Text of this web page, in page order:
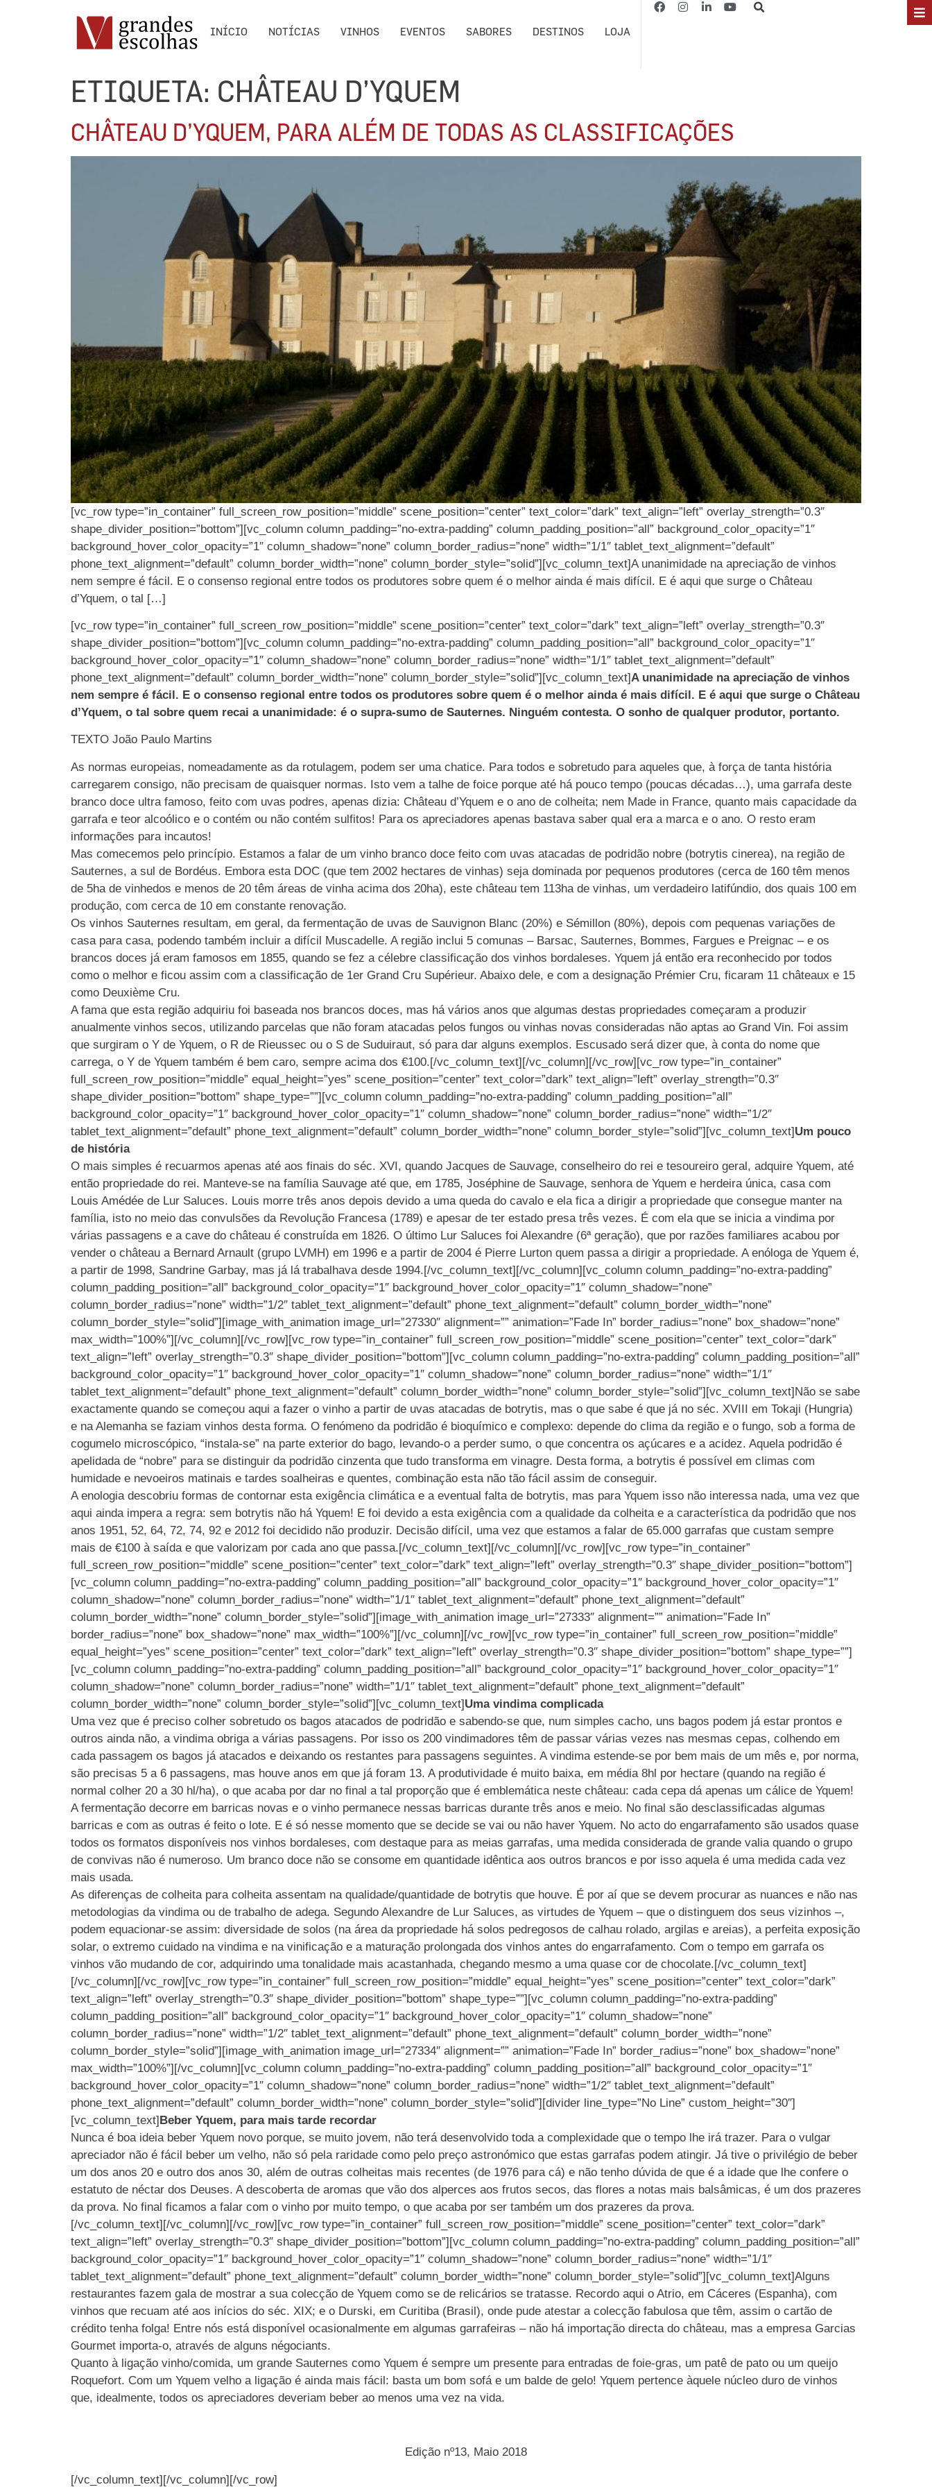
INÍCIO NOTÍCIAS VINHOS EVENTOS SABORES DESTINOS LOJA
ETIQUETA: CHÂTEAU D’YQUEM
CHÂTEAU D’YQUEM, PARA ALÉM DE TODAS AS CLASSIFICAÇÕES
[vc_row type=”in_container” full_screen_row_position=”middle” scene_position=”center” text_color=”dark” text_align=”left” overlay_strength=”0.3″
shape_divider_position=”bottom”][vc_column column_padding=”no-extra-padding” column_padding_position=”all” background_color_opacity=”1″
background_hover_color_opacity=”1″ column_shadow=”none” column_border_radius=”none” width=”1/1″ tablet_text_alignment=”default”
phone_text_alignment=”default” column_border_width=”none” column_border_style=”solid”][vc_column_text]A unanimidade na apreciação de vinhos
nem sempre é fácil. E o consenso regional entre todos os produtores sobre quem é o melhor ainda é mais difícil. E é aqui que surge o Château
d’Yquem, o tal […]
[vc_row type=”in_container” full_screen_row_position=”middle” scene_position=”center” text_color=”dark” text_align=”left” overlay_strength=”0.3″
shape_divider_position=”bottom”][vc_column column_padding=”no-extra-padding” column_padding_position=”all” background_color_opacity=”1″
background_hover_color_opacity=”1″ column_shadow=”none” column_border_radius=”none” width=”1/1″ tablet_text_alignment=”default”
phone_text_alignment=”default” column_border_width=”none” column_border_style=”solid”][vc_column_text]A unanimidade na apreciação de vinhos
nem sempre é fácil. E o consenso regional entre todos os produtores sobre quem é o melhor ainda é mais difícil. E é aqui que surge o Château
d’Yquem, o tal sobre quem recai a unanimidade: é o supra-sumo de Sauternes. Ninguém contesta. O sonho de qualquer produtor, portanto.
TEXTO João Paulo Martins
As normas europeias, nomeadamente as da rotulagem, podem ser uma chatice. Para todos e sobretudo para aqueles que, à força de tanta história
carregarem consigo, não precisam de quaisquer normas. Isto vem a talhe de foice porque até há pouco tempo (poucas décadas…), uma garrafa deste
branco doce ultra famoso, feito com uvas podres, apenas dizia: Château d’Yquem e o ano de colheita; nem Made in France, quanto mais capacidade da
garrafa e teor alcoólico e o contém ou não contém sulfitos! Para os apreciadores apenas bastava saber qual era a marca e o ano. O resto eram
informações para incautos!
Mas comecemos pelo princípio. Estamos a falar de um vinho branco doce feito com uvas atacadas de podridão nobre (botrytis cinerea), na região de
Sauternes, a sul de Bordéus. Embora esta DOC (que tem 2002 hectares de vinhas) seja dominada por pequenos produtores (cerca de 160 têm menos
de 5ha de vinhedos e menos de 20 têm áreas de vinha acima dos 20ha), este château tem 113ha de vinhas, um verdadeiro latifúndio, dos quais 100 em
produção, com cerca de 10 em constante renovação.
Os vinhos Sauternes resultam, em geral, da fermentação de uvas de Sauvignon Blanc (20%) e Sémillon (80%), depois com pequenas variações de
casa para casa, podendo também incluir a difícil Muscadelle. A região inclui 5 comunas – Barsac, Sauternes, Bommes, Fargues e Preignac – e os
brancos doces já eram famosos em 1855, quando se fez a célebre classificação dos vinhos bordaleses. Yquem já então era reconhecido por todos
como o melhor e ficou assim com a classificação de 1er Grand Cru Supérieur. Abaixo dele, e com a designação Prémier Cru, ficaram 11 châteaux e 15
como Deuxième Cru.
A fama que esta região adquiriu foi baseada nos brancos doces, mas há vários anos que algumas destas propriedades começaram a produzir
anualmente vinhos secos, utilizando parcelas que não foram atacadas pelos fungos ou vinhas novas consideradas não aptas ao Grand Vin. Foi assim
que surgiram o Y de Yquem, o R de Rieussec ou o S de Suduiraut, só para dar alguns exemplos. Escusado será dizer que, à conta do nome que
carrega, o Y de Yquem também é bem caro, sempre acima dos €100.[/vc_column_text][/vc_column][/vc_row][vc_row type=”in_container”
full_screen_row_position=”middle” equal_height=”yes” scene_position=”center” text_color=”dark” text_align=”left” overlay_strength=”0.3″
shape_divider_position=”bottom” shape_type=””][vc_column column_padding=”no-extra-padding” column_padding_position=”all”
background_color_opacity=”1″ background_hover_color_opacity=”1″ column_shadow=”none” column_border_radius=”none” width=”1/2″
tablet_text_alignment=”default” phone_text_alignment=”default” column_border_width=”none” column_border_style=”solid”][vc_column_text]Um pouco
de história
O mais simples é recuarmos apenas até aos finais do séc. XVI, quando Jacques de Sauvage, conselheiro do rei e tesoureiro geral, adquire Yquem, até
então propriedade do rei. Manteve-se na família Sauvage até que, em 1785, Joséphine de Sauvage, senhora de Yquem e herdeira única, casa com
Louis Amédée de Lur Saluces. Louis morre três anos depois devido a uma queda do cavalo e ela fica a dirigir a propriedade que consegue manter na
família, isto no meio das convulsões da Revolução Francesa (1789) e apesar de ter estado presa três vezes. É com ela que se inicia a vindima por
várias passagens e a cave do château é construída em 1826. O último Lur Saluces foi Alexandre (6ª geração), que por razões familiares acabou por
vender o château a Bernard Arnault (grupo LVMH) em 1996 e a partir de 2004 é Pierre Lurton quem passa a dirigir a propriedade. A enóloga de Yquem é,
a partir de 1998, Sandrine Garbay, mas já lá trabalhava desde 1994.[/vc_column_text][/vc_column][vc_column column_padding=”no-extra-padding”
column_padding_position=”all” background_color_opacity=”1″ background_hover_color_opacity=”1″ column_shadow=”none”
column_border_radius=”none” width=”1/2″ tablet_text_alignment=”default” phone_text_alignment=”default” column_border_width=”none”
column_border_style=”solid”][image_with_animation image_url=”27330″ alignment=”” animation=”Fade In” border_radius=”none” box_shadow=”none”
max_width=”100%”][/vc_column][/vc_row][vc_row type=”in_container” full_screen_row_position=”middle” scene_position=”center” text_color=”dark”
text_align=”left” overlay_strength=”0.3″ shape_divider_position=”bottom”][vc_column column_padding=”no-extra-padding” column_padding_position=”all”
background_color_opacity=”1″ background_hover_color_opacity=”1″ column_shadow=”none” column_border_radius=”none” width=”1/1″
tablet_text_alignment=”default” phone_text_alignment=”default” column_border_width=”none” column_border_style=”solid”][vc_column_text]Não se sabe
exactamente quando se começou aqui a fazer o vinho a partir de uvas atacadas de botrytis, mas o que sabe é que já no séc. XVIII em Tokaji (Hungria)
e na Alemanha se faziam vinhos desta forma. O fenómeno da podridão é bioquímico e complexo: depende do clima da região e o fungo, sob a forma de
cogumelo microscópico, “instala-se” na parte exterior do bago, levando-o a perder sumo, o que concentra os açúcares e a acidez. Aquela podridão é
apelidada de “nobre” para se distinguir da podridão cinzenta que tudo transforma em vinagre. Desta forma, a botrytis é possível em climas com
humidade e nevoeiros matinais e tardes soalheiras e quentes, combinação esta não tão fácil assim de conseguir.
A enologia descobriu formas de contornar esta exigência climática e a eventual falta de botrytis, mas para Yquem isso não interessa nada, uma vez que
aqui ainda impera a regra: sem botrytis não há Yquem! E foi devido a esta exigência com a qualidade da colheita e a característica da podridão que nos
anos 1951, 52, 64, 72, 74, 92 e 2012 foi decidido não produzir. Decisão difícil, uma vez que estamos a falar de 65.000 garrafas que custam sempre
mais de €100 à saída e que valorizam por cada ano que passa.[/vc_column_text][/vc_column][/vc_row][vc_row type=”in_container”
full_screen_row_position=”middle” scene_position=”center” text_color=”dark” text_align=”left” overlay_strength=”0.3″ shape_divider_position=”bottom”]
[vc_column column_padding=”no-extra-padding” column_padding_position=”all” background_color_opacity=”1″ background_hover_color_opacity=”1″
column_shadow=”none” column_border_radius=”none” width=”1/1″ tablet_text_alignment=”default” phone_text_alignment=”default”
column_border_width=”none” column_border_style=”solid”][image_with_animation image_url=”27333″ alignment=”” animation=”Fade In”
border_radius=”none” box_shadow=”none” max_width=”100%”][/vc_column][/vc_row][vc_row type=”in_container” full_screen_row_position=”middle”
equal_height=”yes” scene_position=”center” text_color=”dark” text_align=”left” overlay_strength=”0.3″ shape_divider_position=”bottom” shape_type=””]
[vc_column column_padding=”no-extra-padding” column_padding_position=”all” background_color_opacity=”1″ background_hover_color_opacity=”1″
column_shadow=”none” column_border_radius=”none” width=”1/1″ tablet_text_alignment=”default” phone_text_alignment=”default”
column_border_width=”none” column_border_style=”solid”][vc_column_text]Uma vindima complicada
Uma vez que é preciso colher sobretudo os bagos atacados de podridão e sabendo-se que, num simples cacho, uns bagos podem já estar prontos e
outros ainda não, a vindima obriga a várias passagens. Por isso os 200 vindimadores têm de passar várias vezes nas mesmas cepas, colhendo em
cada passagem os bagos já atacados e deixando os restantes para passagens seguintes. A vindima estende-se por bem mais de um mês e, por norma,
são precisas 5 a 6 passagens, mas houve anos em que já foram 13. A produtividade é muito baixa, em média 8hl por hectare (quando na região é
normal colher 20 a 30 hl/ha), o que acaba por dar no final a tal proporção que é emblemática neste château: cada cepa dá apenas um cálice de Yquem!
A fermentação decorre em barricas novas e o vinho permanece nessas barricas durante três anos e meio. No final são desclassificadas algumas
barricas e com as outras é feito o lote. E é só nesse momento que se decide se vai ou não haver Yquem. No acto do engarrafamento são usados quase
todos os formatos disponíveis nos vinhos bordaleses, com destaque para as meias garrafas, uma medida considerada de grande valia quando o grupo
de convivas não é numeroso. Um branco doce não se consome em quantidade idêntica aos outros brancos e por isso aquela é uma medida cada vez
mais usada.
As diferenças de colheita para colheita assentam na qualidade/quantidade de botrytis que houve. É por aí que se devem procurar as nuances e não nas
metodologias da vindima ou de trabalho de adega. Segundo Alexandre de Lur Saluces, as virtudes de Yquem – que o distinguem dos seus vizinhos –,
podem equacionar-se assim: diversidade de solos (na área da propriedade há solos pedregosos de calhau rolado, argilas e areias), a perfeita exposição
solar, o extremo cuidado na vindima e na vinificação e a maturação prolongada dos vinhos antes do engarrafamento. Com o tempo em garrafa os
vinhos vão mudando de cor, adquirindo uma tonalidade mais acastanhada, chegando mesmo a uma quase cor de chocolate.[/vc_column_text]
[/vc_column][/vc_row][vc_row type=”in_container” full_screen_row_position=”middle” equal_height=”yes” scene_position=”center” text_color=”dark”
text_align=”left” overlay_strength=”0.3″ shape_divider_position=”bottom” shape_type=””][vc_column column_padding=”no-extra-padding”
column_padding_position=”all” background_color_opacity=”1″ background_hover_color_opacity=”1″ column_shadow=”none”
column_border_radius=”none” width=”1/2″ tablet_text_alignment=”default” phone_text_alignment=”default” column_border_width=”none”
column_border_style=”solid”][image_with_animation image_url=”27334″ alignment=”” animation=”Fade In” border_radius=”none” box_shadow=”none”
max_width=”100%”][/vc_column][vc_column column_padding=”no-extra-padding” column_padding_position=”all” background_color_opacity=”1″
background_hover_color_opacity=”1″ column_shadow=”none” column_border_radius=”none” width=”1/2″ tablet_text_alignment=”default”
phone_text_alignment=”default” column_border_width=”none” column_border_style=”solid”][divider line_type=”No Line” custom_height=”30″]
[vc_column_text]Beber Yquem, para mais tarde recordar
Nunca é boa ideia beber Yquem novo porque, se muito jovem, não terá desenvolvido toda a complexidade que o tempo lhe irá trazer. Para o vulgar
apreciador não é fácil beber um velho, não só pela raridade como pelo preço astronómico que estas garrafas podem atingir. Já tive o privilégio de beber
um dos anos 20 e outro dos anos 30, além de outras colheitas mais recentes (de 1976 para cá) e não tenho dúvida de que é a idade que lhe confere o
estatuto de néctar dos Deuses. A descoberta de aromas que vão dos alperces aos frutos secos, das flores a notas mais balsâmicas, é um dos prazeres
da prova. No final ficamos a falar com o vinho por muito tempo, o que acaba por ser também um dos prazeres da prova.
[/vc_column_text][/vc_column][/vc_row][vc_row type=”in_container” full_screen_row_position=”middle” scene_position=”center” text_color=”dark”
text_align=”left” overlay_strength=”0.3″ shape_divider_position=”bottom”][vc_column column_padding=”no-extra-padding” column_padding_position=”all”
background_color_opacity=”1″ background_hover_color_opacity=”1″ column_shadow=”none” column_border_radius=”none” width=”1/1″
tablet_text_alignment=”default” phone_text_alignment=”default” column_border_width=”none” column_border_style=”solid”][vc_column_text]Alguns
restaurantes fazem gala de mostrar a sua colecção de Yquem como se de relicários se tratasse. Recordo aqui o Atrio, em Cáceres (Espanha), com
vinhos que recuam até aos inícios do séc. XIX; e o Durski, em Curitiba (Brasil), onde pude atestar a colecção fabulosa que têm, assim o cartão de
crédito tenha folga! Entre nós está disponível ocasionalmente em algumas garrafeiras – não há importação directa do château, mas a empresa Garcias
Gourmet importa-o, através de alguns négociants.
Quanto à ligação vinho/comida, um grande Sauternes como Yquem é sempre um presente para entradas de foie-gras, um patê de pato ou um queijo
Roquefort. Com um Yquem velho a ligação é ainda mais fácil: basta um bom sofá e um balde de gelo! Yquem pertence àquele núcleo duro de vinhos
que, idealmente, todos os apreciadores deveriam beber ao menos uma vez na vida.
Edição nº13, Maio 2018
[/vc_column_text][/vc_column][/vc_row]